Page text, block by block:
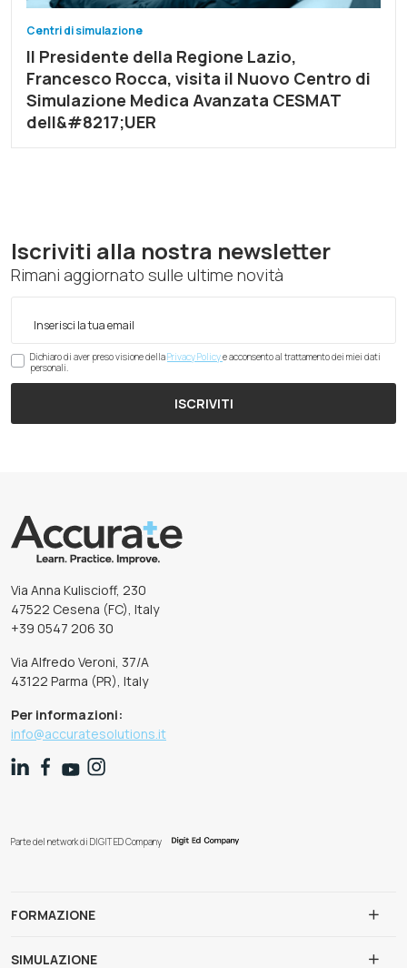
Centri di simulazione
Il Presidente della Regione Lazio,
Francesco Rocca, visita il Nuovo Centro di
Simulazione Medica Avanzata CESMAT
dell&#8217;UER
Iscriviti alla nostra newsletter
Rimani aggiornato sulle ultime novità
Dichiaro di aver preso visione dellaPrivacy Policye acconsento al trattamento dei miei dati
personali.
ISCRIVITI
Via Anna Kuliscioff, 230
47522 Cesena (FC), Italy
+39 0547 206 30
Via Alfredo Veroni, 37/A
43122 Parma (PR), Italy
Per informazioni:
info@accuratesolutions.it
Parte del network di DIGIT ED Company
FORMAZIONE
SIMULAZIONE